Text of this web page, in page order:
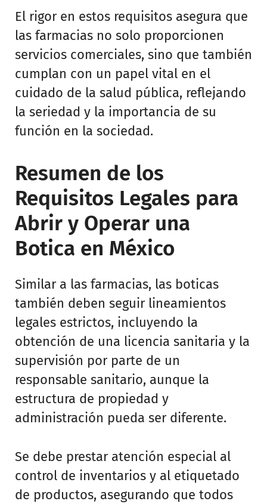
El rigor en estos requisitos asegura que
las farmacias no solo proporcionen
servicios comerciales, sino que también
cumplan con un papel vital en el
cuidado de la salud pública, reflejando
la seriedad y la importancia de su
función en la sociedad.
Resumen de los
Requisitos Legales para
Abrir y Operar una
Botica en México
Similar a las farmacias, las boticas
también deben seguir lineamientos
legales estrictos, incluyendo la
obtención de una licencia sanitaria y la
supervisión por parte de un
responsable sanitario, aunque la
estructura de propiedad y
administración pueda ser diferente.
Se debe prestar atención especial al
control de inventarios y al etiquetado
de productos, asegurando que todos